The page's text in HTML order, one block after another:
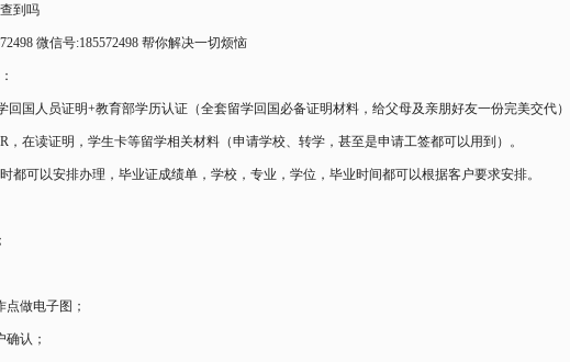
到吗
微信号:185572498 帮你解决一切烦恼
回国人员证明+教育部学历认证（全套留学回国必备证明材料，给父母及亲朋好友一份完美交代）
，在读证明，学生卡等留学相关材料（申请学校、转学，甚至是申请工签都可以用到）。
都可以安排办理，毕业证成绩单，学校，专业，学位，毕业时间都可以根据客户要求安排。
做电子图；
认；